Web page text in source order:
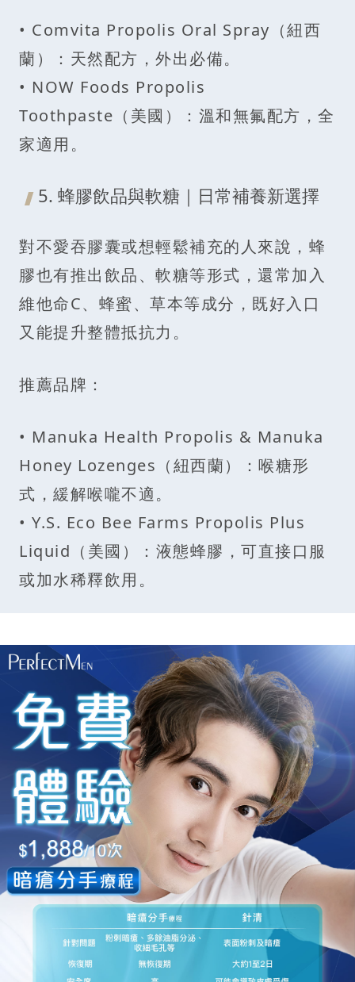
• Comvita Propolis Oral Spray（紐西
蘭）：天然配方，外出必備。
• NOW Foods Propolis
Toothpaste（美國）：溫和無氟配方，全
家適用。
5. 蜂膠飲品與軟糖｜日常補養新選擇
對不愛吞膠囊或想輕鬆補充的人來說，蜂
膠也有推出飲品、軟糖等形式，還常加入
維他命C、蜂蜜、草本等成分，既好入口
又能提升整體抵抗力。
推薦品牌：
• Manuka Health Propolis & Manuka
Honey Lozenges（紐西蘭）：喉糖形
式，緩解喉嚨不適。
• Y.S. Eco Bee Farms Propolis Plus
Liquid（美國）：液態蜂膠，可直接口服
或加水稀釋飲用。